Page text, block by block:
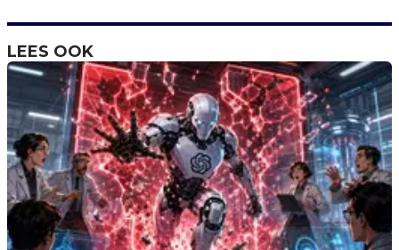
LEES OOK